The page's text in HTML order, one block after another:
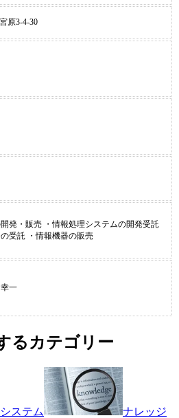
原3-4-30
発・販売 ・情報処理システムの開発受託
受託 ・情報機器の販売
一
るカテゴリー
ステム ナレッジ